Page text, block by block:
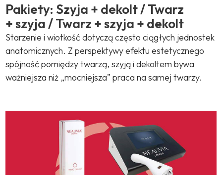
Pakiety: Szyja + dekolt / Twarz
+ szyja / Twarz + szyja + dekolt
Starzenie i wiotkość dotyczą często ciągłych jednostek
anatomicznych. Z perspektywy efektu estetycznego
spójność pomiędzy twarzą, szyją i dekoltem bywa
ważniejsza niż „mocniejsza” praca na samej twarzy.